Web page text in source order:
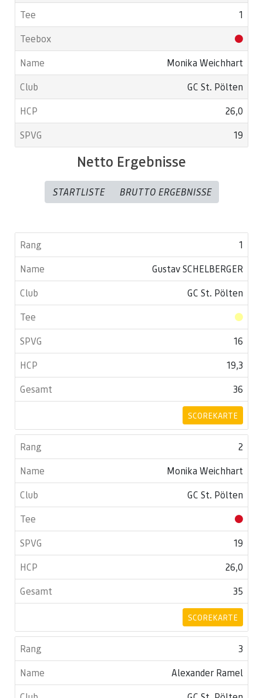
1
Monika Weichhart
GC St. Pölten
26,0
19
Netto Ergebnisse
STARTLISTE BRUTTO ERGEBNISSE
1
Gustav SCHELBERGER
GC St. Pölten
16
19,3
36
SCOREKARTE
2
Monika Weichhart
GC St. Pölten
19
26,0
35
SCOREKARTE
3
Alexander Ramel